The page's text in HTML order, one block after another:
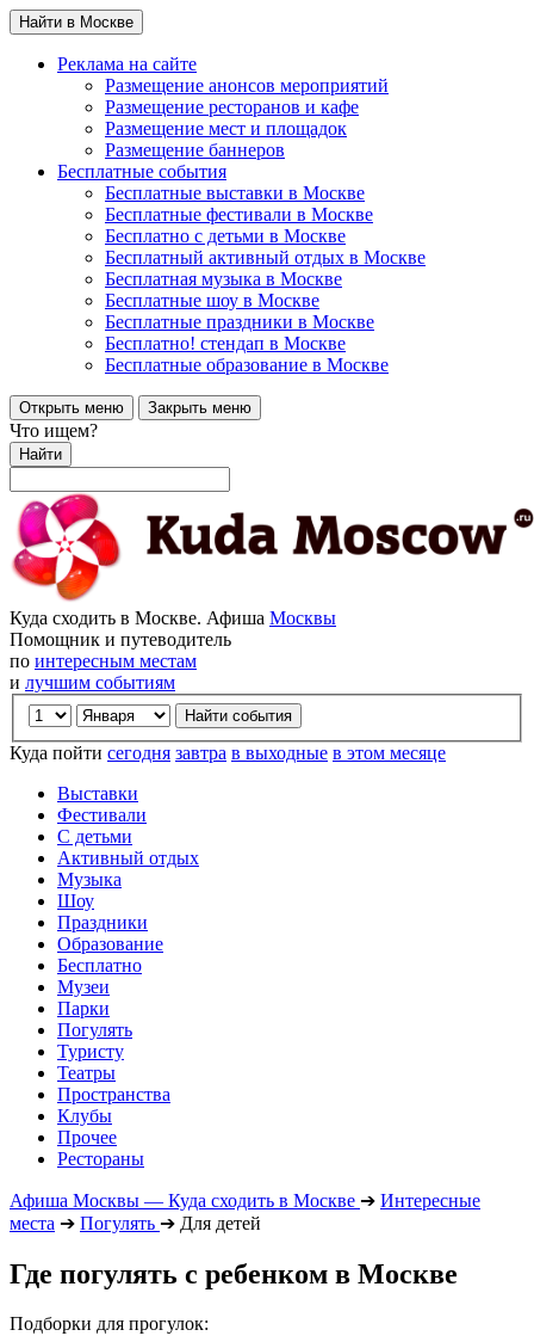
Найти в Москве
Реклама на сайте
Размещение анонсов мероприятий
Размещение ресторанов и кафе
Размещение мест и площадок
Размещение баннеров
Бесплатные события
Бесплатные выставки в Москве
Бесплатные фестивали в Москве
Бесплатно с детьми в Москве
Бесплатный активный отдых в Москве
Бесплатная музыка в Москве
Бесплатные шоу в Москве
Бесплатные праздники в Москве
Бесплатно! стендап в Москве
Бесплатные образование в Москве
Открыть меню Закрыть меню
Что ищем?
Найти
Куда сходить в Москве. Афиша Москвы
Помощник и путеводитель
по интересным местам
и лучшим событиям
Куда пойти сегодня завтра в выходные в этом месяце
Выставки
Фестивали
С детьми
Активный отдых
Музыка
Шоу
Праздники
Образование
Бесплатно
Музеи
Парки
Погулять
Туристу
Театры
Пространства
Клубы
Прочее
Рестораны
Афиша Москвы — Куда сходить в Москве ➔ Интересные
места ➔ Погулять ➔ Для детей
Где погулять с ребенком в Москве
Подборки для прогулок: